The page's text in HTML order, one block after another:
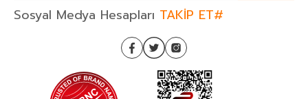
Sosyal Medya Hesapları TAKİP ET#